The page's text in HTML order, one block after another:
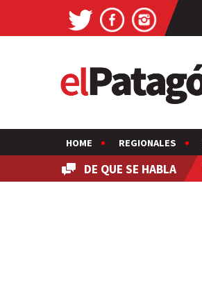
HOME REGIONALES
DE QUE SE HABLA